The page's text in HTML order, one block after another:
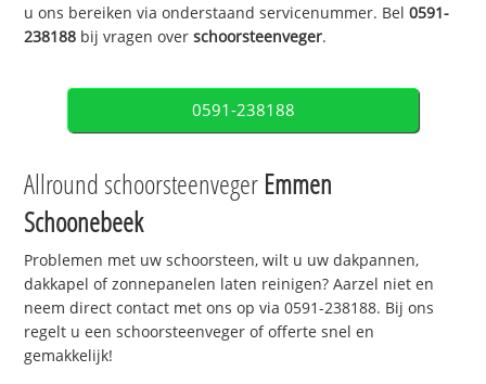
u ons bereiken via onderstaand servicenummer. Bel0591-
238188 bij vragen overschoorsteenveger.
0591-238188
Allround schoorsteenveger Emmen
Schoonebeek
Problemen met uw schoorsteen, wilt u uw dakpannen,
dakkapel of zonnepanelen laten reinigen? Aarzel niet en
neem direct contact met ons op via 0591-238188. Bij ons
regelt u een schoorsteenveger of offerte snel en
gemakkelijk!